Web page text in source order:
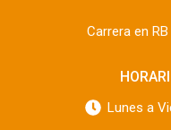
Carrera en RB
Lunes a